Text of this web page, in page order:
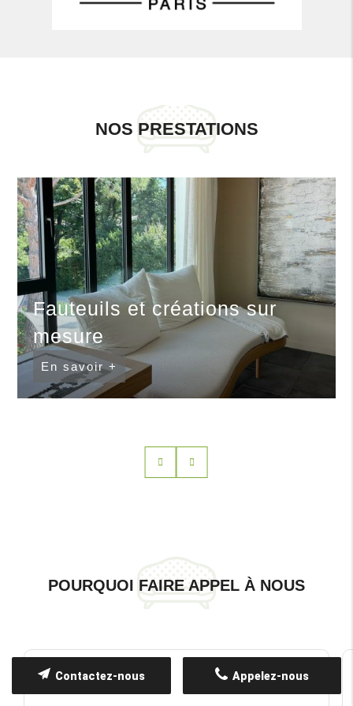
NOS PRESTATIONS
Fauteuils et créations sur
mesure
En savoir +
POURQUOI FAIRE APPEL À NOUS
Expertise Artisanale
Appelez-nous
Contactez-nous